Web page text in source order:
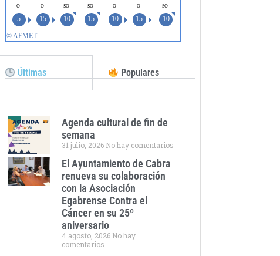
Últimas Populares
Agenda cultural de fin de
semana
31 julio, 2026 No hay comentarios
El Ayuntamiento de Cabra
renueva su colaboración
con la Asociación
Egabrense Contra el
Cáncer en su 25º
aniversario
4 agosto, 2026 No hay
comentarios